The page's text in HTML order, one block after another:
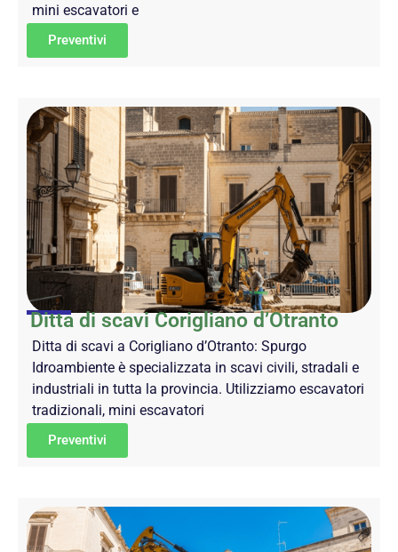
mini escavatori e
Preventivi
Ditta di scavi Corigliano d’Otranto
Ditta di scavi a Corigliano d’Otranto: Spurgo
Idroambiente è specializzata in scavi civili, stradali e
industriali in tutta la provincia. Utilizziamo escavatori
tradizionali, mini escavatori
Preventivi